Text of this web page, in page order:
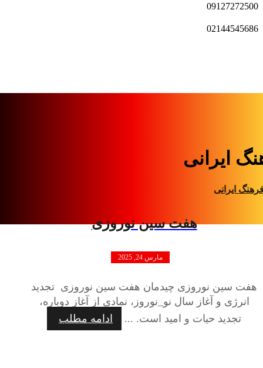
09127272500
02144545686
ایرانی
ایرانی
هفت سین نوروزی
مارس 24, 2025
هفت سین نوروزی چیدمان هفت سین نوروزی تجدید
انرژی و آغاز سال نو_نوروز، نمادی از آغاز دوباره،
تجدید حیات و امید است. ...
ادامه مطلب